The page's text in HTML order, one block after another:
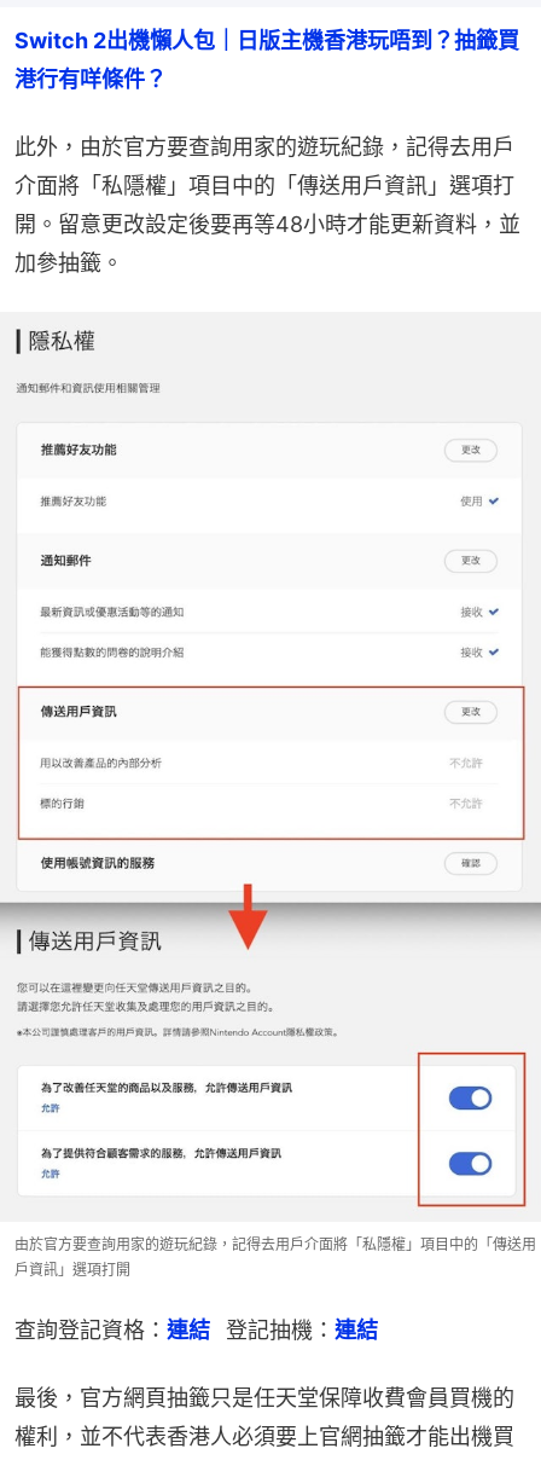
Switch 2出機懶人包｜日版主機香港玩唔到？抽籤買
港行有咩條件？
此外，由於官方要查詢用家的遊玩紀錄，記得去用戶
介面將「私隱權」項目中的「傳送用戶資訊」選項打
開。留意更改設定後要再等48小時才能更新資料，並
加參抽籤。
由於官方要查詢用家的遊玩紀錄，記得去用戶介面將「私隱權」項目中的「傳送用
戶資訊」選項打開
查詢登記資格： 連結 登記抽機： 連結
最後，官方網頁抽籤只是任天堂保障收費會員買機的
權利，並不代表香港人必須要上官網抽籤才能出機買